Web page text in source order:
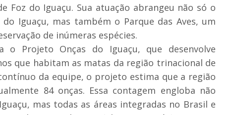
Foz do Iguaçu. Sua atuação abrangeu não só o
Iguaçu, mas também o Parque das Aves, um
de inúmeras espécies.
o Projeto Onças do Iguaçu, que desenvolve
que habitam as matas da região trinacional de
da equipe, o projeto estima que a região
84 onças. Essa contagem engloba não
mas todas as áreas integradas no Brasil e